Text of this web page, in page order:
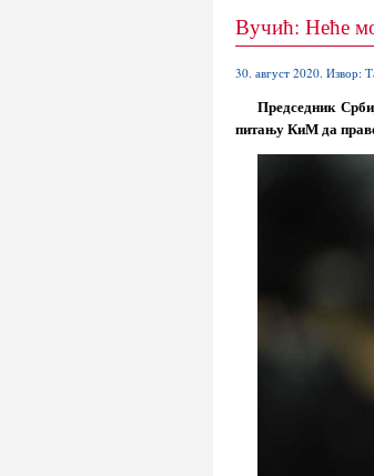
Вучић: Неће
30. август 2020. Извор:
Председник
питању КиМ да